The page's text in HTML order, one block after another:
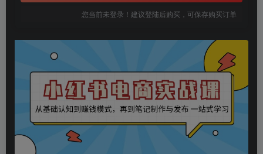
您当前未登录！建议登陆后购买，可保存购买订单